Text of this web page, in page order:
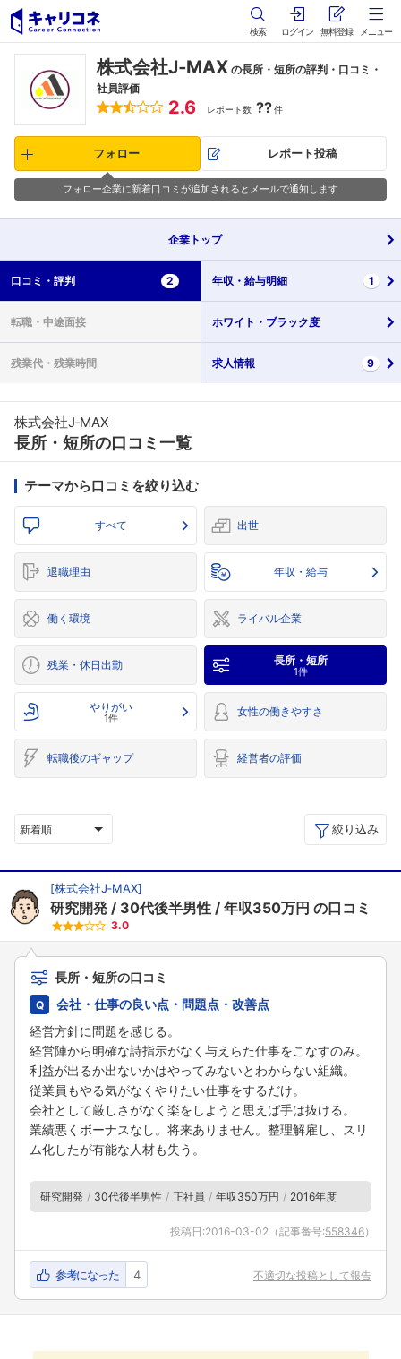
検索 ログイン 無料登録 メニュー
株式会社J‐MAX の長所・短所の評判・口コミ・
社員評価
2.6 レポート数 ??件
フォロー レポート投稿
フォロー企業に新着口コミが追加されるとメールで通知します
企業 トップ
口コミ・ 評判 2 年収・ 給与明細 1
転職・ 中途面接 ホワイト・ ブラック度
残業代・ 残業時間 求人情報 9
株式会社J‐MAX
長所・短所の口コミ一覧
テーマから口コミを絞り込む
すべて 出世
退職理由 年収・給与
働く環境 ライバル企業
残業・休日出勤 長所・短所
1件
やりがい
1件 女性の働きやすさ
転職後のギャップ 経営者の評価
新着順 絞り込み
[株式会社J‐MAX]
研究開発 30代後半男性 年収350万円 の口コミ
3.0
長所・短所の口コミ
会社・仕事の良い点・問題点・改善点
経営方針に問題を感じる。
経営陣から明確な詩指示がなく与えらた仕事をこなすのみ。
利益が出るか出ないかはやってみないとわからない組織。
従業員もやる気がなくやりたい仕事をするだけ。
会社として厳しさがなく楽をしようと思えば手は抜ける。
業績悪くボーナスなし。将来ありません。整理解雇し、スリ
ム化したが有能な人材も失う。
研究開発 30代後半男性 正社員 年収350万円 2016年度
投稿日:2016-03-02 （記事番号:558346）
参考になった 4 不適切な投稿として報告